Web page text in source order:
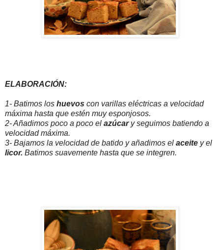
ELABORACIÓN:
1- Batimos los huevos con varillas eléctricas a velocidad
máxima hasta que estén muy esponjosos.
2- Añadimos poco a poco el azúcar y seguimos batiendo a
velocidad máxima.
3- Bajamos la velocidad de batido y añadimos el aceite y el
licor. Batimos suavemente hasta que se integren.